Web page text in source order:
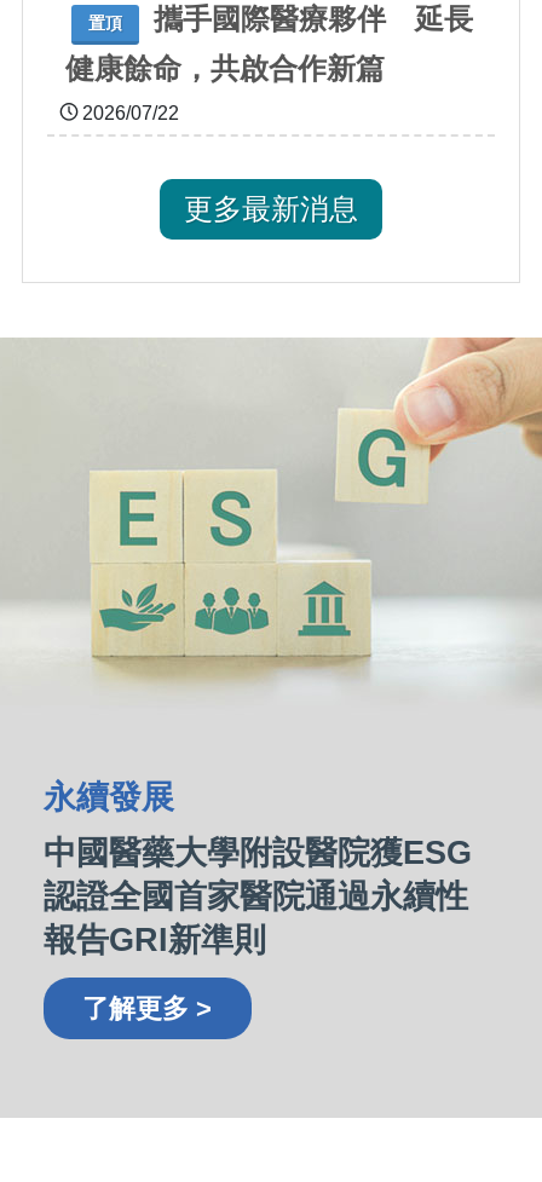
置頂
攜手國際醫療夥伴 延長
健康餘命，共啟合作新篇
2026/07/22
更多最新消息
永續發展
中國醫藥大學附設醫院獲ESG
認證全國首家醫院通過永續性
報告GRI新準則
了解更多 >